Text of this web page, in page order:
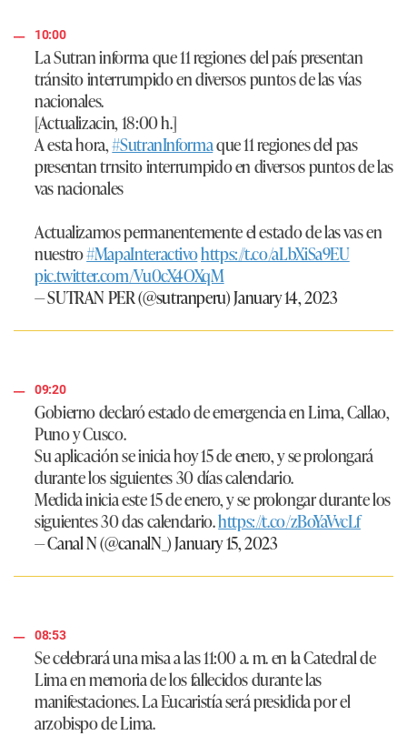
10:00
La Sutran informa que 11 regiones del país presentan
tránsito interrumpido en diversos puntos de las vías
nacionales.
[Actualizacin, 18:00 h.]
A esta hora,#SutranInformaque 11 regiones del pas
presentan trnsito interrumpido en diversos puntos de las
vas nacionales
Actualizamos permanentemente el estado de las vas en
nuestro#MapaInteractivohttps://t.co/aLbXiSa9EU
pic.twitter.com/Vu0cX4OXqM
— SUTRAN PER (@sutranperu)January 14, 2023
09:20
Gobierno declaró estado de emergencia en Lima, Callao,
Puno y Cusco.
Su aplicación se inicia hoy 15 de enero, y se prolongará
durante los siguientes 30 días calendario.
Medida inicia este 15 de enero, y se prolongar durante los
siguientes 30 das calendario.https://t.co/zBoYaVvcLf
— Canal N (@canalN_)January 15, 2023
08:53
Se celebrará una misa a las 11:00 a. m. en la Catedral de
Lima en memoria de los fallecidos durante las
manifestaciones. La Eucaristía será presidida por el
arzobispo de Lima.